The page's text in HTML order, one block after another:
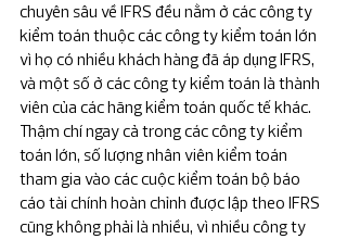
chuyên sâu về IFRS đều nằm ở các công ty
kiểm toán thuộc các công ty kiểm toán lớn
vì họ có nhiều khách hàng đã áp dụng IFRS,
và một số ở các công ty kiểm toán là thành
viên của các hãng kiểm toán quốc tế khác.
Thậm chí ngay cả trong các công ty kiểm
toán lớn, số lượng nhân viên kiểm toán
tham gia vào các cuộc kiểm toán bộ báo
cáo tài chính hoàn chỉnh được lập theo IFRS
cũng không phải là nhiều, vì nhiều công ty